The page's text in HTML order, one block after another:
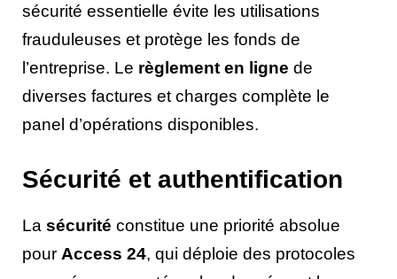
sécurité essentielle évite les utilisations
frauduleuses et protège les fonds de
l’entreprise. Le règlement en ligne de
diverses factures et charges complète le
panel d’opérations disponibles.
Sécurité et authentification
La sécurité constitue une priorité absolue
pour Access 24, qui déploie des protocoles